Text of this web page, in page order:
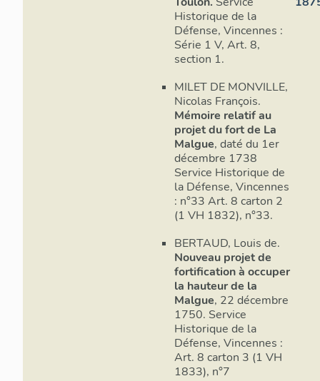
des forts
corps de
organisé
Isle en
offensive
sèches,
finalement
vers 1709.
ces travaux
du fort
par les
de front
définissant
bastions
gorge, le
Historique de la
Défense, Vincennes :
Série 1 V, Art. 8,
section 1.
MILET DE MONVILLE,
Nicolas François.
Mémoire relatif au
projet du fort de La
Malgue, daté du 1er
décembre 1738
Service Historique de
la Défense, Vincennes
: n°33 Art. 8 carton 2
(1 VH 1832), n°33.
BERTAUD, Louis de.
Nouveau projet de
fortification à occuper
la hauteur de la
Malgue, 22 décembre
1750. Service
Historique de la
Défense, Vincennes :
Art. 8 carton 3 (1 VH
1833), n°7